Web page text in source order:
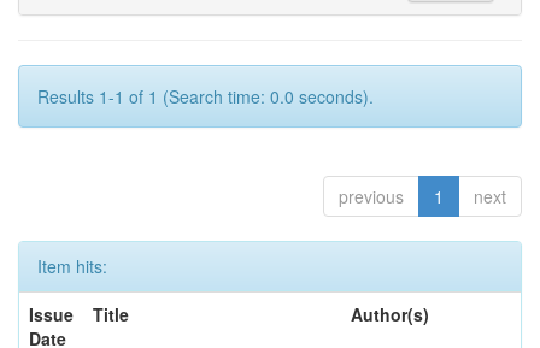
Results 1-1 of 1 (Search time: 0.0 seconds).
previous 1 next
Item hits:
Issue
Date
Title Author(s)